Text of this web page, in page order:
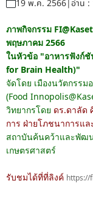
19 พ.ค. 2566|อ่าน :
ภาพกิจกรรม
พฤษภาคม 2566
ในหัวข้อ "อาหารฟังก์
for Brain Health)"
จัดโดย เมืองนวัตกรร
(Food
วิทยากรโดย ดร.ดาลัด
การ ฝ่ายโภชนาการแ
สถาบันค้นคว้าและพัฒ
เกษตรศาสตร์
รับชมได้ที่ที่ลิงค์ https://